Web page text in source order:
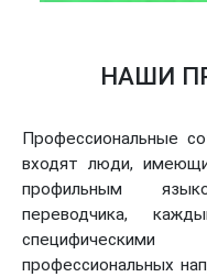
НАШИ
Профессиональные
входят люди,
профильным
переводчика,
профессиональных